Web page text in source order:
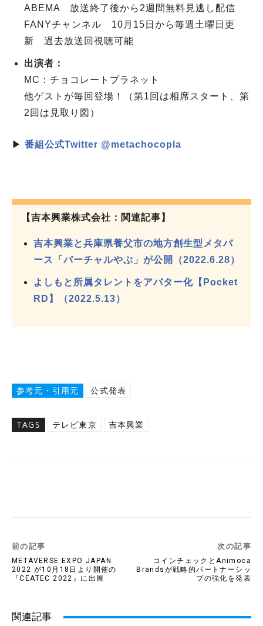
ABEMA 放送終了後から2週間無料見逃し配信
FANYチャンネル 10月15日から毎週土曜日更
新 過去放送回視聴可能
出演者：
MC：チョコレートプラネット
他ゲストが毎回登場！（第1回は相席スタート、第
2回は見取り図）
▶ 番組公式Twitter @metachocopla
【吉本興業株式会社：関連記事】
吉本興業と兵庫県養父市の地方創生型メタバ
ース「バーチャルやぶ」が公開（2022.6.28）
よしもと所属タレントをアバター化【Pocket
RD】（2022.5.13）
参考元・引用元 公式発表
TAGS テレビ東京 吉本興業
前の記事
METAVERSE EXPO JAPAN
2022 が10月18日より開催の
『CEATEC 2022』に出展
次の記事
コインチェックとAnimoca
Brandsが戦略的パートナーシッ
プの強化を発表
関連記事